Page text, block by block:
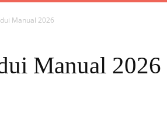
Manual 2026
Manual 2026